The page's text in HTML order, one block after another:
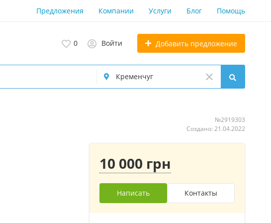
Предложения Компании Услуги Блог Помощь
0 Войти Добавить предложение
№2919303
Создано: 21.04.2022
10 000 грн
Написать Контакты